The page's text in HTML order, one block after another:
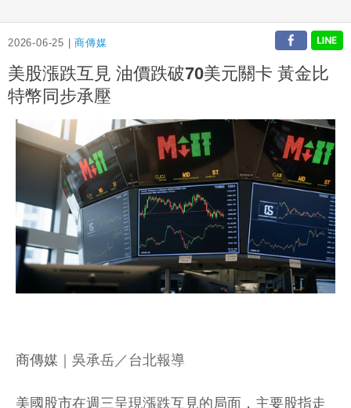
2026-06-25 |商傳媒
美股漲跌互見 油價跌破70美元關卡 黃金比
特幣同步承壓
商傳媒 ｜吳承岳／台北報導
美國股市在週三呈現漲跌互見的局面，主要股指走